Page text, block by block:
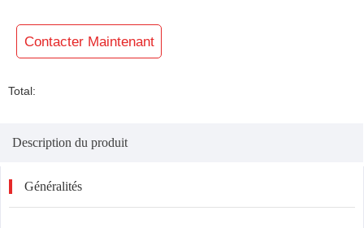
minimale:
Contacter Maintenant
Total:
Description du produit
Généralités